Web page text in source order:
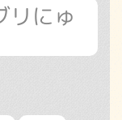
リにゅ